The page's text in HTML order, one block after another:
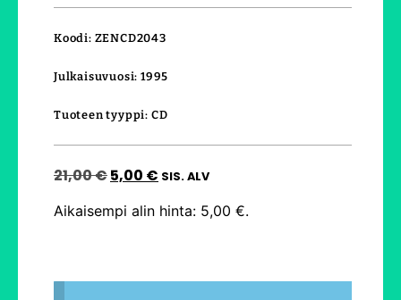
Koodi: ZENCD2043
Julkaisuvuosi: 1995
Tuoteen tyyppi: CD
21,00€5,00 € SIS. ALV
Aikaisempi alin hinta: 5,00 €.